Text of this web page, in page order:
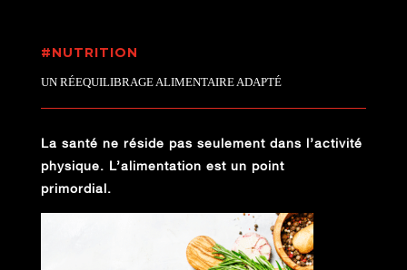
#NUTRITION
UN RÉEQUILIBRAGE ALIMENTAIRE ADAPTÉ
La santé ne réside pas seulement dans l’activité
physique. L’alimentation est un point
primordial.